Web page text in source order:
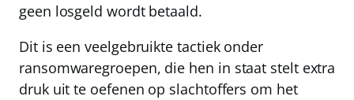
geen losgeld wordt betaald.
Dit is een veelgebruikte tactiek onder
ransomwaregroepen, die hen in staat stelt extra
druk uit te oefenen op slachtoffers om het